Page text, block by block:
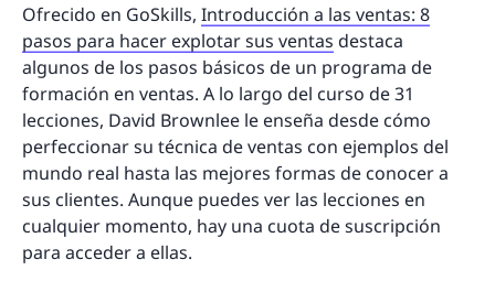
Ofrecido en GoSkills, Introducción a las ventas: 8
pasos para hacer explotar sus ventas destaca
algunos de los pasos básicos de un programa de
formación en ventas. A lo largo del curso de 31
lecciones, David Brownlee le enseña desde cómo
perfeccionar su técnica de ventas con ejemplos del
mundo real hasta las mejores formas de conocer a
sus clientes. Aunque puedes ver las lecciones en
cualquier momento, hay una cuota de suscripción
para acceder a ellas.